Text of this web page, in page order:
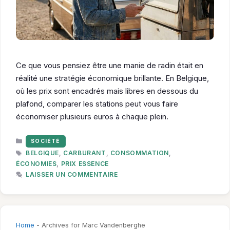
Ce que vous pensiez être une manie de radin était en
réalité une stratégie économique brillante. En Belgique,
où les prix sont encadrés mais libres en dessous du
plafond, comparer les stations peut vous faire
économiser plusieurs euros à chaque plein.
CATÉGORIES
SOCIÉTÉ
ÉTIQUETTES
BELGIQUE, CARBURANT , CONSOMMATION,
ÉCONOMIES, PRIX ESSENCE
LAISSER UN COMMENTAIRE
Home - Archives for Marc Vandenberghe